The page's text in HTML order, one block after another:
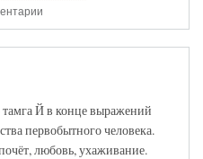
Й в конце выражений
первобытного человека.
любовь, ухаживание.